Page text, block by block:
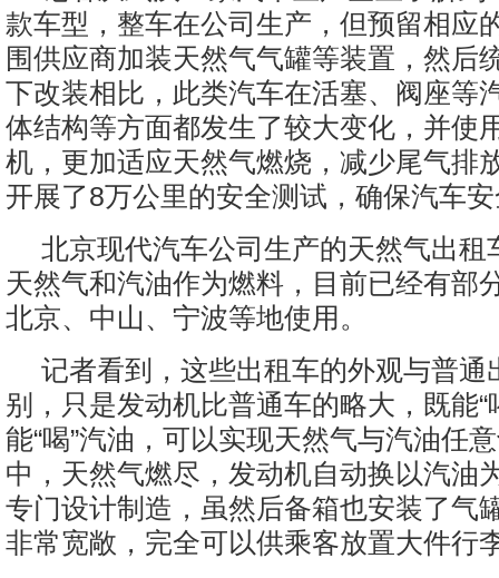
款车型，整车在公司生产，但预留相应
围供应商加装天然气气罐等装置，然后
下改装相比，此类汽车在活塞、阀座等
体结构等方面都发生了较大变化，并使
机，更加适应天然气燃烧，减少尾气排
开展了8万公里的安全测试，确保汽车
北京现代汽车公司生产的天然气出租
天然气和汽油作为燃料，目前已经有部
北京、中山、宁波等地使用。
记者看到，这些出租车的外观与普通
别，只是发动机比普通车的略大，既能“
能“喝”汽油，可以实现天然气与汽油任
中，天然气燃尽，发动机自动换以汽油
专门设计制造，虽然后备箱也安装了气
非常宽敞，完全可以供乘客放置大件行